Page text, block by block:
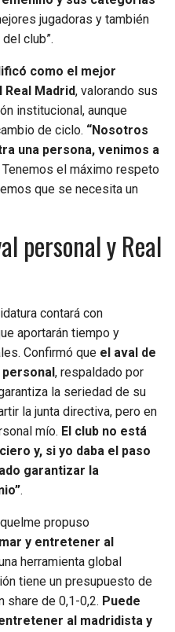
jugadoras y también
club”.
como el mejor
Madrid, valorando sus
institucional, aunque
de ciclo. “Nosotros
una persona, venimos a
Tenemos el máximo respeto
que se necesita un
personal y Real
contará con
aportarán tiempo y
Confirmó que el aval de
, respaldado por
la seriedad de su
la junta directiva, pero en
mío. El club no está
y, si yo daba el paso
garantizar la
.
propuso
y entretener al
herramienta global
tiene un presupuesto de
share de 0,1-0,2. Puede
al madridista y